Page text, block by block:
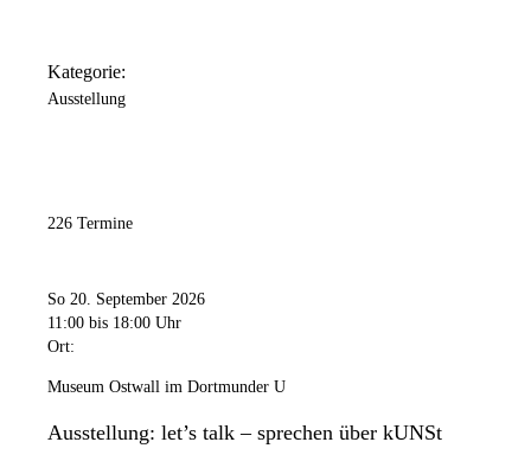
Kategorie:
Ausstellung
226 Termine
So 20. September 2026
11:00 bis 18:00 Uhr
Ort:
Museum Ostwall im Dortmunder U
Ausstellung: let’s talk – sprechen über kUNSt